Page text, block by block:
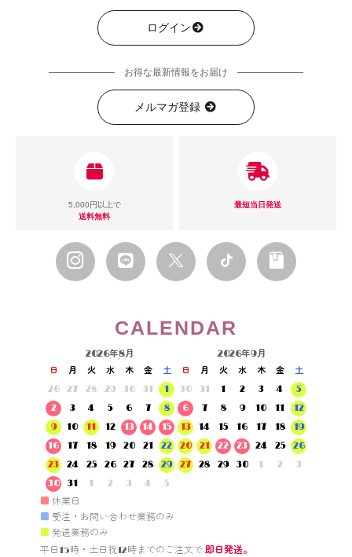
ログイン
お得な最新情報をお届け
メルマガ登録
5,000円以上で
送料無料
最短当日発送
CALENDAR
2026年8月
日 月 火 水 木 金
土
26
27 28 29 30 31
1
2
3 4 5 6 7
8
9
10 11 12 13 14
15
16
17 18 19 20 21
22
23
24 25 26 27 28
29
30
31 1 2 3 4 5
2026年9月
日 月 火 水 木 金
土
30
31 1 2 3 4
5
6
7 8 9 10 11
12
13
14 15 16 17 18
19
20
21 22 23 24 25
26
27
28 29 30 1 2 3
■ 休業日
■ 受注・お問い合わせ業務のみ
■ 発送業務のみ
平日15時・土日祝12時までのご注文で 即日発送。